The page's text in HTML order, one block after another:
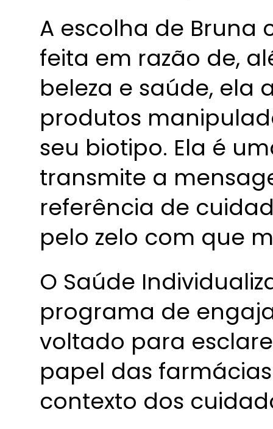
A escolha de Bruna
feita em razão de,
beleza e saúde, ela
produtos
seu biotipo. Ela é
transmite a
referência de
pelo zelo com que
O Saúde
programa de
voltado para
papel das
contexto dos